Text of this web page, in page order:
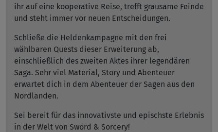
ihr auf eine kooperative Reise, trefft grausame Feinde
und steht immer vor neuen Entscheidungen.
Schließe die Heldenkampagne mit den frei
wählbaren Quests dieser Erweiterung ab,
einschließlich des zweiten Aktes ihrer legendären
Saga. Sehr viel Material, Story und Abenteuer
erwartet dich in dem Abenteuer der Sagen aus den
Nordlanden.
Sei bereit für das innovativste und epischste Erlebnis
in der Welt von Sword & Sorcery!